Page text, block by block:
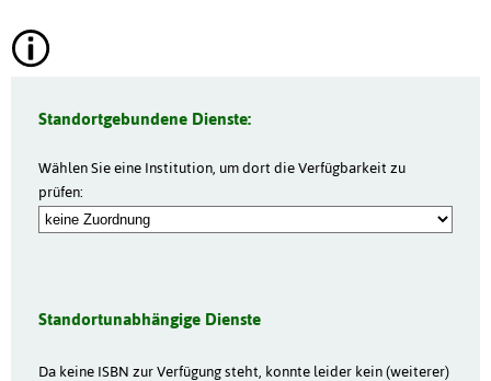
Standortgebundene Dienste:
Wählen Sie eine Institution, um dort die Verfügbarkeit zu
prüfen:
Standortunabhängige Dienste
Da keine ISBN zur Verfügung steht, konnte leider kein (weiterer)